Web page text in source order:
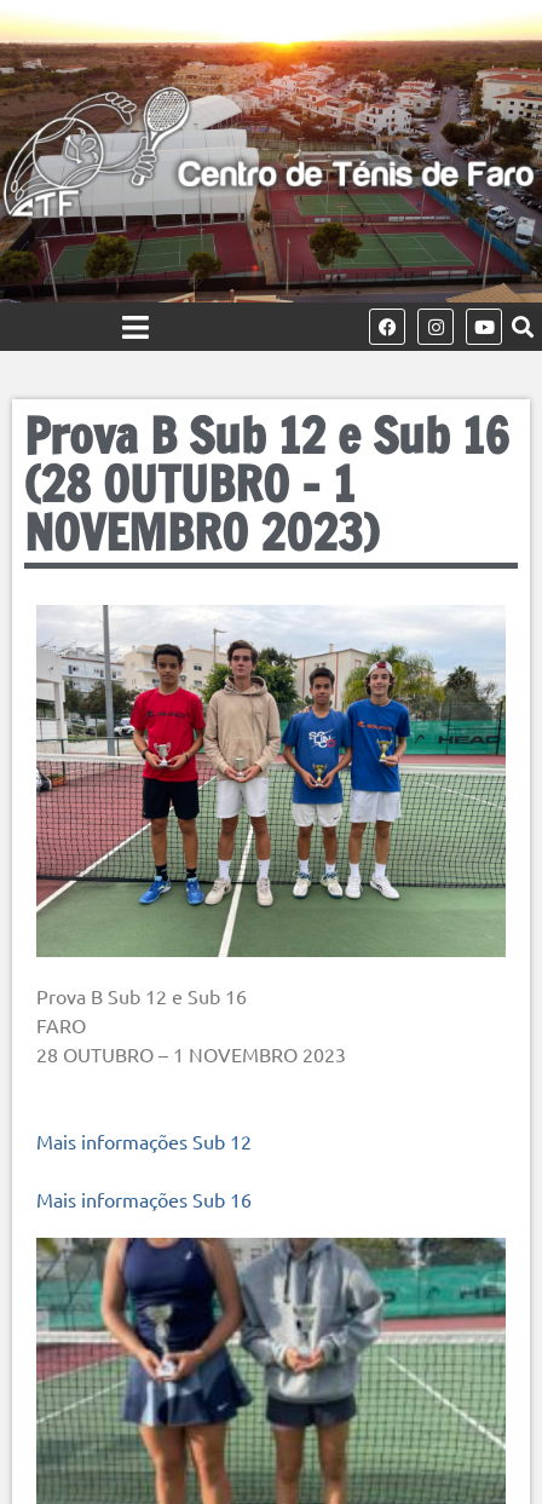
Prova B Sub 12 e Sub 16
(28 OUTUBRO – 1
NOVEMBRO 2023)
Prova B Sub 12 e Sub 16
FARO
28 OUTUBRO – 1 NOVEMBRO 2023
Mais informações Sub 12
Mais informações Sub 16